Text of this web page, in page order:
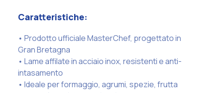
Caratteristiche:
• Prodotto ufficiale MasterChef, progettato in
Gran Bretagna
• Lame affilate in acciaio inox, resistenti e anti-
intasamento
• Ideale per formaggio, agrumi, spezie, frutta